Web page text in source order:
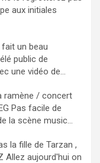
aux initiales
fait un beau
public de
une vidéo de...
ramène / concert
Pas facile de
la scène music...
la fille de Tarzan ,
Allez aujourd'hui on